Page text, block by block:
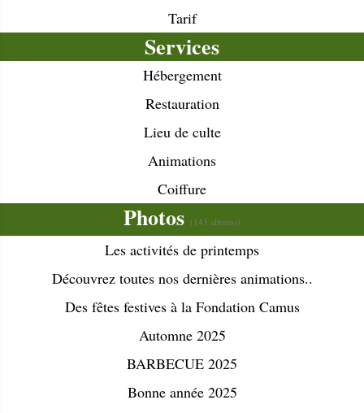
Tarif
Services
Hébergement
Restauration
Lieu de culte
Animations
Coiffure
Photos (143 albums)
Les activités de printemps
Découvrez toutes nos dernières animations..
Des fêtes festives à la Fondation Camus
Automne 2025
BARBECUE 2025
Bonne année 2025